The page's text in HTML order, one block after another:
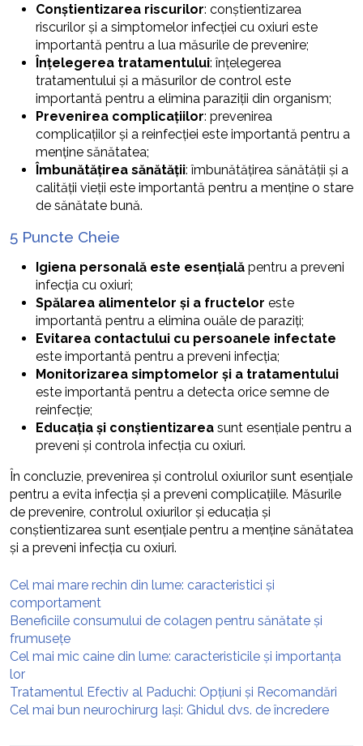
Conștientizarea riscurilor: conștientizarea
riscurilor și a simptomelor infecției cu oxiuri este
importantă pentru a lua măsurile de prevenire;
Înțelegerea tratamentului: înțelegerea
tratamentului și a măsurilor de control este
importantă pentru a elimina paraziții din organism;
Prevenirea complicațiilor: prevenirea
complicațiilor și a reinfecției este importantă pentru a
menține sănătatea;
Îmbunătățirea sănătății: îmbunătățirea sănătății și a
calității vieții este importantă pentru a menține o stare
de sănătate bună.
5 Puncte Cheie
Igiena personală este esențială pentru a preveni
infecția cu oxiuri;
Spălarea alimentelor și a fructelor este
importantă pentru a elimina ouăle de paraziți;
Evitarea contactului cu persoanele infectate
este importantă pentru a preveni infecția;
Monitorizarea simptomelor și a tratamentului
este importantă pentru a detecta orice semne de
reinfecție;
Educația și conștientizarea sunt esențiale pentru a
preveni și controla infecția cu oxiuri.
În concluzie, prevenirea și controlul oxiurilor sunt esențiale
pentru a evita infecția și a preveni complicațiile. Măsurile
de prevenire, controlul oxiurilor și educația și
conștientizarea sunt esențiale pentru a menține sănătatea
și a preveni infecția cu oxiuri.
Cel mai mare rechin din lume: caracteristici și
comportament
Beneficiile consumului de colagen pentru sănătate și
frumusețe
Cel mai mic caine din lume: caracteristicile și importanța
lor
Tratamentul Efectiv al Paduchi: Opțiuni și Recomandări
Cel mai bun neurochirurg Iași: Ghidul dvs. de încredere